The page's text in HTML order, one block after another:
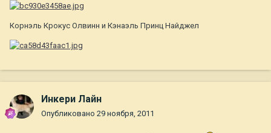
Корнэль Крокус Олвинн и Кэнаэль Принц Найджел
Инкери Лайн
Опубликовано 29 ноября, 2011